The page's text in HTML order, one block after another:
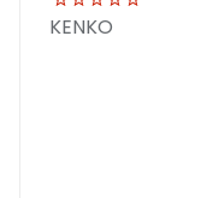
KENKO